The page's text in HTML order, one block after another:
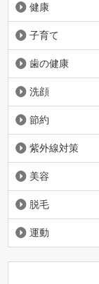
健康
子育て
歯の健康
洗顔
節約
紫外線対策
美容
脱毛
運動